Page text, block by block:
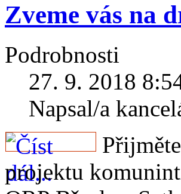
Zveme vás na
Podrobnosti
27. 9. 2018
Napsal/a
projektu